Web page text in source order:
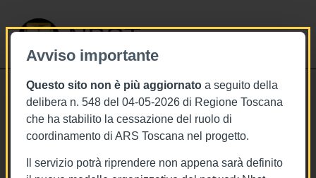
Avviso importante
Questo sito non è più aggiornato a seguito della
delibera n. 548 del 04-05-2026 di Regione Toscana
che ha stabilito la cessazione del ruolo di
coordinamento di ARS Toscana nel progetto.
Il servizio potrà riprendere non appena sarà definito
NBST
11/4/2024
Decreto n.8349 dell'11 aprile 2024